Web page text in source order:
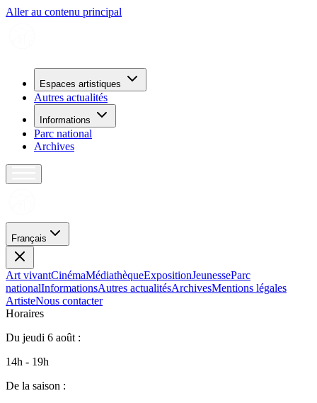
Aller au contenu principal
Espaces artistiques
Autres actualités
Informations
Parc national
Archives
Français
Art vivantCinémaMédiathèqueExpositionJeunesseParc
nationalInformationsAutres actualitésArchivesMentions légales
ArtisteNous contacter
Horaires
Du jeudi 6 août :
14h - 19h
De la saison :